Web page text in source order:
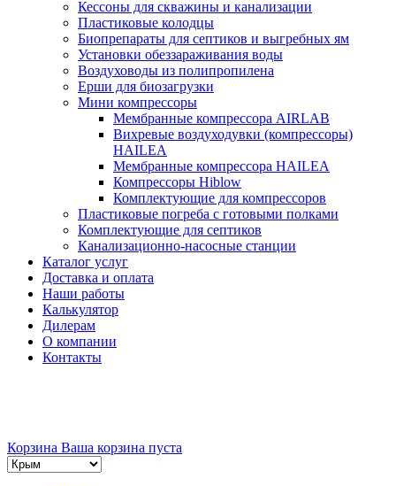
Кессоны для скважины и канализации
Пластиковые колодцы
Биопрепараты для септиков и выгребных ям
Установки обеззараживания воды
Воздуховоды из полипропилена
Ерши для биозагрузки
Мини компрессоры
Мембранные компрессора AIRLAB
Вихревые воздуходувки (компрессоры)
HAILEA
Мембранные компрессора HAILEA
Компрессоры Hiblow
Комплектующие для компрессоров
Пластиковые погреба с готовыми полками
Комплектующие для септиков
Канализационно-насосные станции
Каталог услуг
Доставка и оплата
Наши работы
Калькулятор
Дилерам
О компании
Контакты
Корзина Ваша корзина пуста